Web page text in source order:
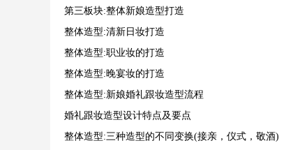
第三板块:整体新娘造型打造
整体造型:清新日妆打造
整体造型:职业妆的打造
整体造型:晚宴妆的打造
整体造型:新娘婚礼跟妆造型流程
婚礼跟妆造型设计特点及要点
整体造型:三种造型的不同变换(接亲，仪式，敬酒)